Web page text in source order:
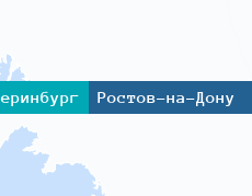
Ростов-на-Дону